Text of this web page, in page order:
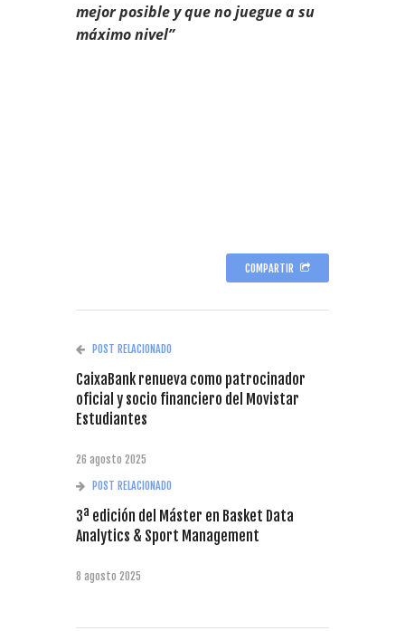
mejor posible y que no juegue a su
máximo nivel”
COMPARTIR
POST RELACIONADO
CaixaBank renueva como patrocinador
oficial y socio financiero del Movistar
Estudiantes
26 agosto 2025
POST RELACIONADO
3ª edición del Máster en Basket Data
Analytics & Sport Management
8 agosto 2025